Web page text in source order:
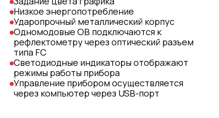
Низкое энергопотребление
Ударопрочный металлический корпус
Одномодовые ОВ подключаются к
рефлектометру через оптический разъем
типа FC
Светодиодные индикаторы отображают
режимы работы прибора
Управление прибором осуществляется
через компьютер через USB-порт